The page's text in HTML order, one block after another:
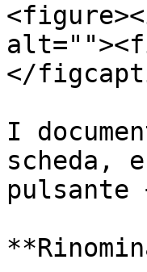
</
I
scheda,